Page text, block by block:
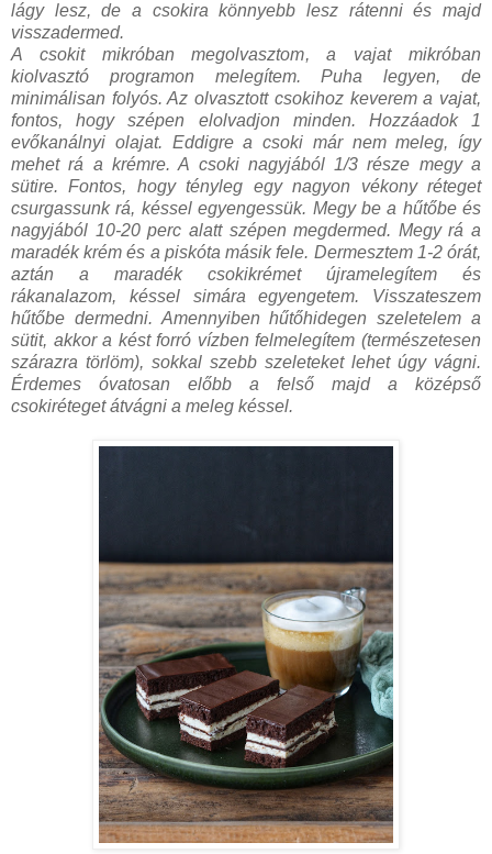
lágy lesz, de a csokira könnyebb lesz rátenni és majd
visszadermed.
A csokit mikróban megolvasztom, a vajat mikróban
kiolvasztó programon melegítem. Puha legyen, de
minimálisan folyós. Az olvasztott csokihoz keverem a vajat,
fontos, hogy szépen elolvadjon minden. Hozzáadok 1
evőkanálnyi olajat. Eddigre a csoki már nem meleg, így
mehet rá a krémre. A csoki nagyjából 1/3 része megy a
sütire. Fontos, hogy tényleg egy nagyon vékony réteget
csurgassunk rá, késsel egyengessük. Megy be a hűtőbe és
nagyjából 10-20 perc alatt szépen megdermed. Megy rá a
maradék krém és a piskóta másik fele. Dermesztem 1-2 órát,
aztán a maradék csokikrémet újramelegítem és
rákanalazom, késsel simára egyengetem. Visszateszem
hűtőbe dermedni. Amennyiben hűtőhidegen szeletelem a
sütit, akkor a kést forró vízben felmelegítem (természetesen
szárazra törlöm), sokkal szebb szeleteket lehet úgy vágni.
Érdemes óvatosan előbb a felső majd a középső
csokiréteget átvágni a meleg késsel.